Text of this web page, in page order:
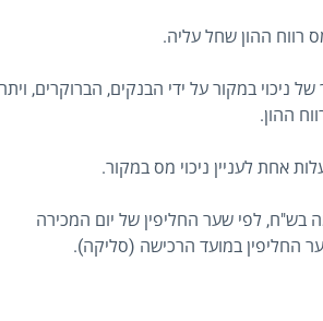
רווח ההון שחל עליה.
ניכוי במקור על ידי הבנקים, הברוקרים, ויתר
ההון.
אחת לעניין ניכוי מס במקור.
בש"ח, לפי שער החליפין של יום המכירה
החליפין במועד הרכישה (סליקה).